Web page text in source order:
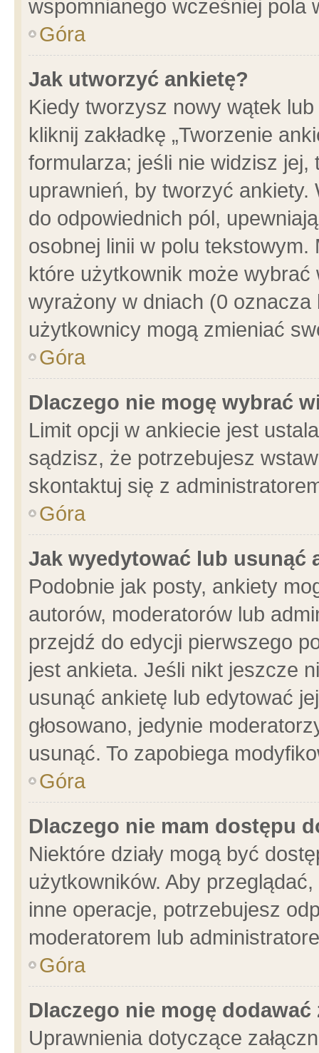
wspomnianego wcześniej pola
Góra
Jak utworzyć ankietę?
Kiedy tworzysz nowy wątek
kliknij zakładkę „Tworzenie
formularza; jeśli nie widzisz
uprawnień, by tworzyć ankiety.
do odpowiednich pól,
osobnej linii w polu
które użytkownik może
wyrażony w dniach (0
użytkownicy mogą zmieniać
Góra
Dlaczego nie mogę wybrać
Limit opcji w ankiecie jest
sądzisz, że potrzebujesz
skontaktuj się z
Góra
Jak wyedytować lub usunąć
Podobnie jak posty, ankiety
autorów, moderatorów lub
przejdź do edycji pierwszego
jest ankieta. Jeśli nikt jeszcze
usunąć ankietę lub edytować
głosowano, jedynie
usunąć. To zapobiega
Góra
Dlaczego nie mam dostępu
Niektóre działy mogą być
użytkowników. Aby
inne operacje, potrzebujesz
moderatorem lub
Góra
Dlaczego nie mogę dodawać
Uprawnienia dotyczące